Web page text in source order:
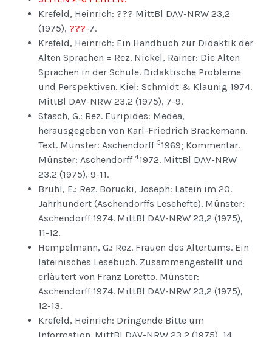
Krefeld, Heinrich: ??? MittBl DAV-NRW 23,2
(1975), ???-7.
Krefeld, Heinrich: Ein Handbuch zur Didaktik der
Alten Sprachen = Rez. Nickel, Rainer: Die Alten
Sprachen in der Schule. Didaktische Probleme
und Perspektiven. Kiel: Schmidt & Klaunig 1974.
MittBl DAV-NRW 23,2 (1975), 7-9.
Stasch, G.: Rez. Euripides: Medea,
herausgegeben von Karl-Friedrich Brackemann.
Text. Münster: Aschendorff 51969; Kommentar.
Münster: Aschendorff 41972. MittBl DAV-NRW
23,2 (1975), 9-11.
Brühl, E.: Rez. Borucki, Joseph: Latein im 20.
Jahrhundert (Aschendorffs Lesehefte). Münster:
Aschendorff 1974. MittBl DAV-NRW 23,2 (1975),
11-12.
Hempelmann, G.: Rez. Frauen des Altertums. Ein
lateinisches Lesebuch. Zusammengestellt und
erläutert von Franz Loretto. Münster:
Aschendorff 1974. MittBl DAV-NRW 23,2 (1975),
12-13.
Krefeld, Heinrich: Dringende Bitte um